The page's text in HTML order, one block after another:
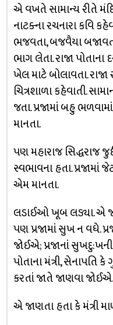
એ વખતે સામાન્ય રીતે
નાટક્ના રચનારા કવિ
ભજવતા, બજવૈયા
ભાગ લેતા. રાજા
ખેલ માટે બોલાવતા.
ચિત્રશાળા કહેવાતી.
જતા. પ્રજામાં બહુ
માનતા.
પણ મહારાજ સિદ્ધરાજ
સ્વભાવના હતા.
એમ માનતા.
લડાઈઓ ખૂબ લડ્યા. એ
પણ પ્રજામાં સુખ ન વધે.
જોઈએ; પ્રજાનાં
પોતાના મંત્રી, સેનાપતિ
કરતાં જાતે જાણવા જોઈએ.
એ જાણતા હતા કે મંત્રી